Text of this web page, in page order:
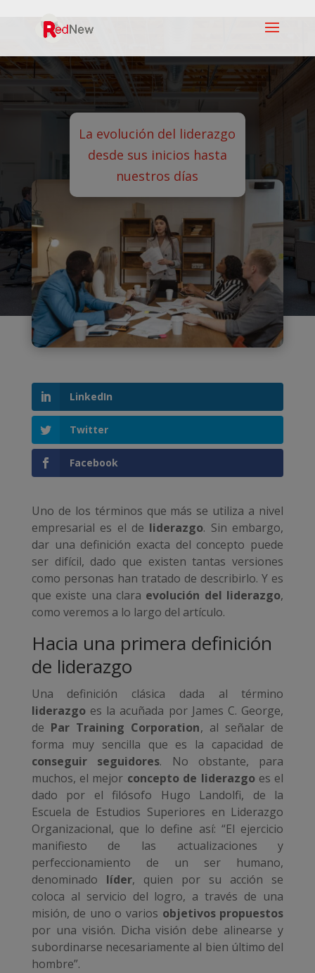
La evolución del liderazgo
desde sus inicios hasta
nuestros días
LinkedIn
Twitter
Facebook
Uno de los términos que más se utiliza a nivel
empresarial es el de liderazgo. Sin embargo,
dar una definición exacta del concepto puede
ser difícil, dado que existen tantas versiones
como personas han tratado de describirlo. Y es
que existe una clara evolución del liderazgo,
como veremos a lo largo del artículo.
Hacia una primera definición
de liderazgo
Una definición clásica dada al término
liderazgo es la acuñada por James C. George,
de Par Training Corporation, al señalar de
forma muy sencilla que es la capacidad de
conseguir seguidores. No obstante, para
muchos, el mejor concepto de liderazgoes el
dado por el filósofo Hugo Landolfi, de la
Escuela de Estudios Superiores en Liderazgo
Organizacional, que lo define así: “El ejercicio
manifiesto de las actualizaciones y
perfeccionamiento de un ser humano,
denominado líder, quien por su acción se
coloca al servicio del logro, a través de una
misión, de uno o varios objetivos propuestos
por una visión. Dicha visión debe alinearse y
subordinarse necesariamente al bien último del
hombre”.